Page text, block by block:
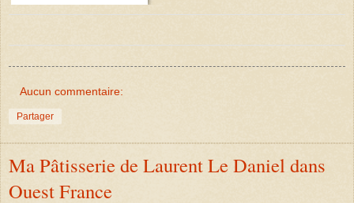
Aucun commentaire:
Partager
Ma Pâtisserie de Laurent Le Daniel dans
Ouest France